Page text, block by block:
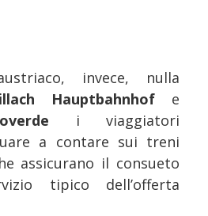
invece, nulla
Hauptbahnhof e
i viaggiatori
a contare sui treni
assicurano il consueto
tipico dell’offerta